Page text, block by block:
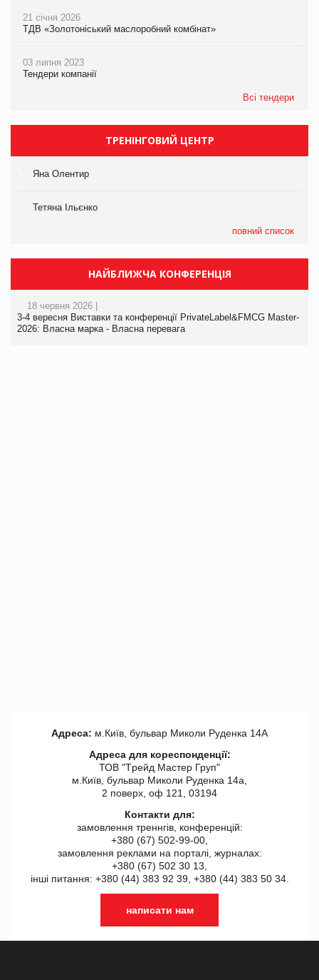
21 січня 2026
ТДВ «Золотоніський маслоробний комбінат»
03 липня 2023
Тендери компанії
Всі тендери
ТРЕНІНГОВИЙ ЦЕНТР
Яна Олентир
Тетяна Ільєнко
повний список
НАЙБЛИЖЧА КОНФЕРЕНЦІЯ
18 червня 2026 |
3-4 вересня Виставки та конференції PrivateLabel&FMCG Master-
2026: Власна марка - Власна перевага
Адреса: м.Київ, бульвар Миколи Руденка 14А
Адреса для кореспонденції:
ТОВ "Tрейд Мастер Груп"
м.Київ, бульвар Миколи Руденка 14а,
2 поверх, оф 121, 03194
Контакти для:
замовлення треннгів, конференцій:
+380 (67) 502-99-00,
замовлення реклами на порталі, журналах:
+380 (67) 502 30 13,
інші питання: +380 (44) 383 92 39, +380 (44) 383 50 34.
написати нам